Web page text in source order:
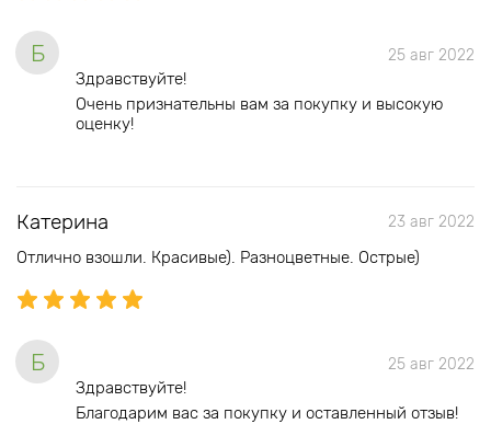
Б 25 авг 2022
Здравствуйте!
Очень признательны вам за покупку и высокую
оценку!
Катерина 23 авг 2022
Отлично взошли. Красивые). Разноцветные. Острые)
Б 25 авг 2022
Здравствуйте!
Благодарим вас за покупку и оставленный отзыв!